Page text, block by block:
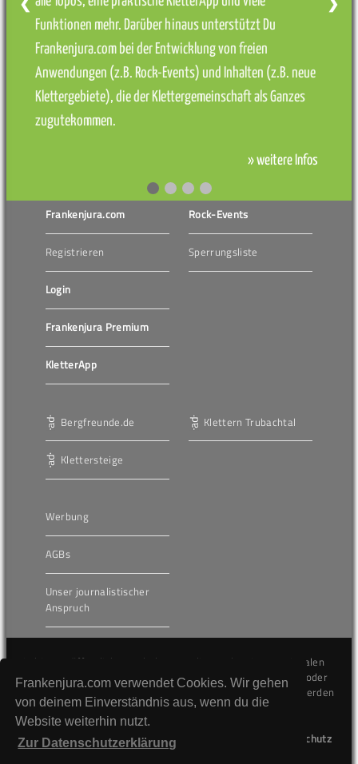
Frankenjura.com verwendet Cookies. Wir gehen
von deinem Einverständnis aus, wenn du die
Website weiterhin nutzt.
Zur Datenschutzerklärung
Funktionen mehr. Darüber hinaus unterstützt Du
Frankenjura.com bei der Entwicklung von freien
Anwendungen (z.B. Rock-Events) und Inhalten (z.B. neue
Klettergebiete), die der Klettergemeinschaft als Ganzes
zugutekommen.
» weitere Infos
❮ ❯
Frankenjura.com
Registrieren
Login
Frankenjura Premium
KletterApp
Rock-Events
Sperrungsliste
Bergfreunde.de
Klettersteige
Klettern Trubachtal
Werbung
AGBs
Unser journalistischer
Anspruch
Die hier veröffentlichten Inhalte unterliegen dem internationalen
Urheberrecht (Copyright) und dürfen nicht kopiert, verändert oder
unverändert wiederveröffentlicht werden. Gegen Verstöße werden
wir auf juristischem Wege vorgehen.
Kontakt
Datenschutz